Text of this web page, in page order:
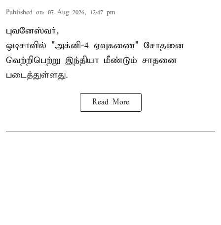
Published on: 07 Aug 2026, 12:47 pm
புவனேஸ்வர்,
ஒடிசாவில் "அக்னி-4 ஏவுகணை" சோதனை
வெற்றிபெற்று இந்தியா மீண்டும் சாதனை
படைத்துள்ளது.
Read More